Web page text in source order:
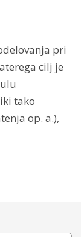
pri
cilj je
tako
op. a.),